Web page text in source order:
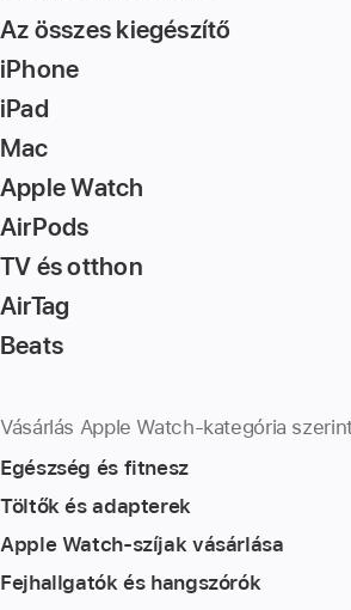
Az összes kiegészítő
iPhone
iPad
Mac
Apple Watch
AirPods
TV és otthon
AirTag
Beats
Vásárlás Apple Watch-kategória
Egészség és fitnesz
Töltők és adapterek
Apple Watch-szíjak vásárlása
Fejhallgatók és hangszórók